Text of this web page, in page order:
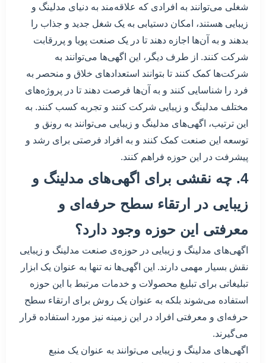
شغلی می‌توانند به افرادی که علاقه‌مند به دنیای مدلینگ و
زیبایی هستند، امکان دستیابی به یک شغل جدید و جذاب را
بدهند و به آن‌ها اجازه دهند تا در یک صنعت پویا و پررقابت
شرکت کنند. از طرف دیگر، این اگهی‌ها می‌توانند به
شرکت‌ها کمک کنند تا بتوانند استعدادهای خلاق و منحصر به
فرد را شناسایی کنند و به آن‌ها فرصت دهند تا در پروژه‌های
مختلف مدلینگ و زیبایی شرکت کنند و تجربه کسب کنند. به
این ترتیب، اگهی‌های مدلینگ و زیبایی می‌توانند به رونق و
توسعه این صنعت کمک کنند و به افراد فرصتی برای رشد و
پیشرفت در این حوزه فراهم کنند.
4. چه نقشی برای اگهی‌های مدلینگ و
زیبایی در ارتقاء سطح حرفه‌ای و
معرفتی این حوزه وجود دارد؟
اگهی‌های مدلینگ و زیبایی در حوزه‌ی صنعت مدلینگ و زیبایی
نقش بسیار مهمی دارند. این اگهی‌ها نه تنها به عنوان یک ابزار
تبلیغاتی برای تبلیغ محصولات و خدمات مرتبط با این حوزه
استفاده می‌شوند بلکه به عنوان یک روش برای ارتقاء سطح
حرفه‌ای و معرفتی افراد در این زمینه نیز مورد استفاده قرار
می‌گیرند.
اگهی‌های مدلینگ و زیبایی می‌توانند به عنوان یک منبع